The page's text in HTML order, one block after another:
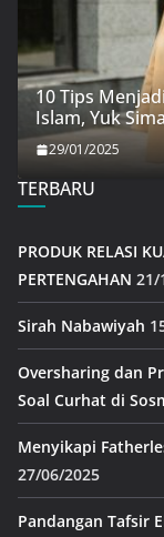
10 Tips
Islam, Yuk
29/01/2025
TERBARU
PRODUK RELASI
PERTENGAHAN 21/
Sirah Nabawiyah
Oversharing dan
Soal Curhat di
Menyikapi
27/06/2025
Pandangan Tafsir